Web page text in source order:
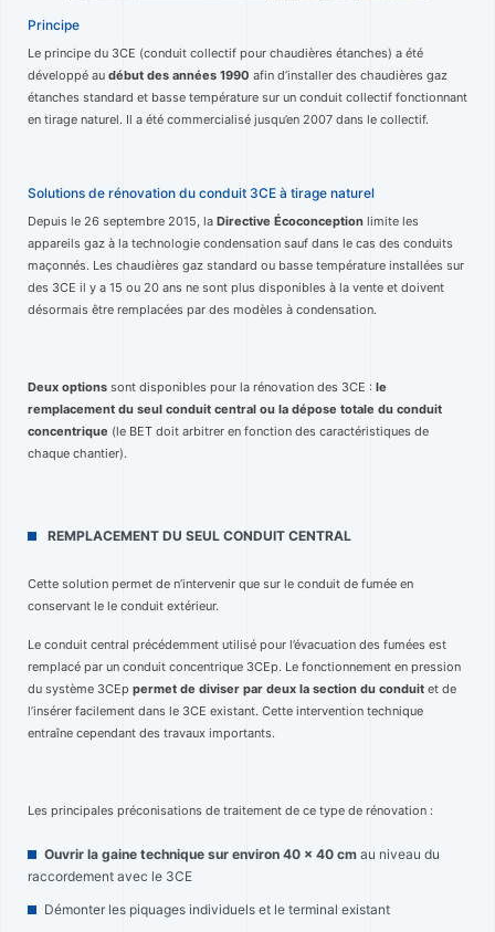
Principe
Le principe du 3CE (conduit collectif pour chaudières étanches) a été
développé au début des années 1990 afin d’installer des chaudières gaz
étanches standard et basse température sur un conduit collectif fonctionnant
en tirage naturel. Il a été commercialisé jusqu’en 2007 dans le collectif.
Solutions de rénovation du conduit 3CE à tirage naturel
Depuis le 26 septembre 2015, la Directive Écoconception limite les
appareils gaz à la technologie condensation sauf dans le cas des conduits
maçonnés. Les chaudières gaz standard ou basse température installées sur
des 3CE il y a 15 ou 20 ans ne sont plus disponibles à la vente et doivent
désormais être remplacées par des modèles à condensation.
Deux options sont disponibles pour la rénovation des 3CE : le
remplacement du seul conduit central ou la dépose totale du conduit
concentrique (le BET doit arbitrer en fonction des caractéristiques de
chaque chantier).
REMPLACEMENT DU SEUL CONDUIT CENTRAL
Cette solution permet de n’intervenir que sur le conduit de fumée en
conservant le le conduit extérieur.
Le conduit central précédemment utilisé pour l’évacuation des fumées est
remplacé par un conduit concentrique 3CEp. Le fonctionnement en pression
du système 3CEp permet de diviser par deux la section du conduit et de
l’insérer facilement dans le 3CE existant. Cette intervention technique
entraîne cependant des travaux importants.
Les principales préconisations de traitement de ce type de rénovation :
Ouvrir la gaine technique sur environ 40 x 40 cm au niveau du
raccordement avec le 3CE
Démonter les piquages individuels et le terminal existant